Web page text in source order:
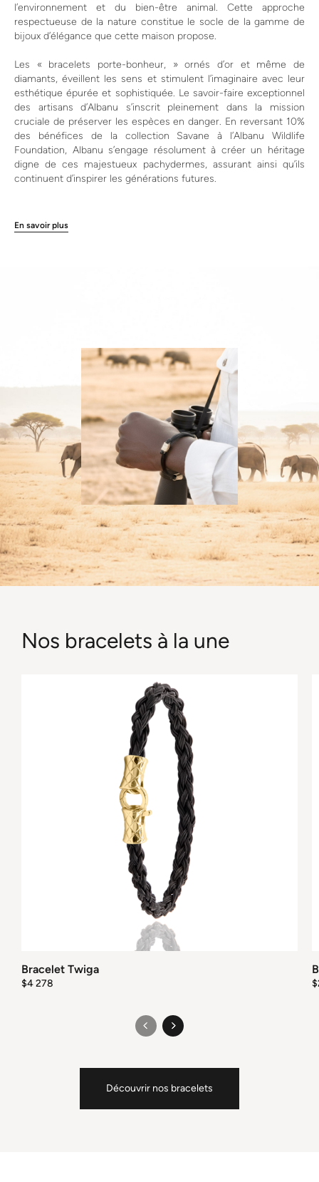
l’environnement et du bien-être animal. Cette approche
respectueuse de la nature constitue le socle de la gamme de
bijoux d’élégance que cette maison propose.
Les « bracelets porte-bonheur, » ornés d’or et même de
diamants, éveillent les sens et stimulent l’imaginaire avec leur
esthétique épurée et sophistiquée. Le savoir-faire exceptionnel
des artisans d’Albanu s’inscrit pleinement dans la mission
cruciale de préserver les espèces en danger. En reversant 10%
des bénéfices de la collection Savane à l’Albanu Wildlife
Foundation, Albanu s’engage résolument à créer un héritage
digne de ces majestueux pachydermes, assurant ainsi qu’ils
continuent d’inspirer les générations futures.
En savoir plus
Nos bracelets à la une
Bracelet Twiga
$4 278 $
Découvrir nos bracelets